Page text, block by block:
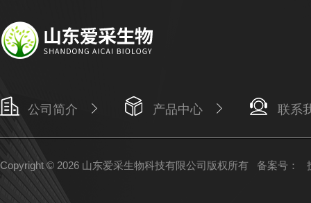
公司简介 产品中心 联系
Copyright © 2026 山东爱采生物科技有限公司版权所有 备案号：